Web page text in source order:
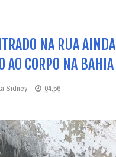
NA RUA
AO CORPO NA BAHIA
Sidney 04:56